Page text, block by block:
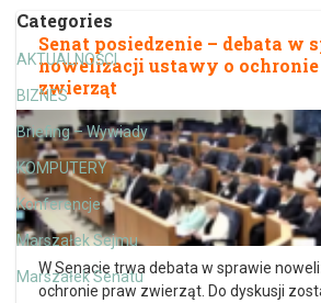
Categories
AKTUALNOŚCI
BIZNES
Briefing – Wywiady
KOMPUTERY
Konferencje
Marszałek Sejmu
Marszałek Senatu
Senat posiedzenie – debata w
nowelizacji ustawy o
zwierząt
W Senacie trwa debata w sprawie
ochronie praw zwierząt. Do dyskusji